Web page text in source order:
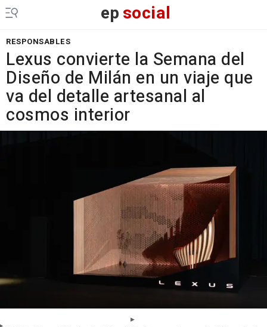
epsocial
RESPONSABLES
Lexus convierte la Semana del
Diseño de Milán en un viaje que
va del detalle artesanal al
cosmos interior